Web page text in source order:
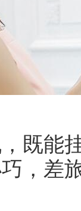
既能
，差